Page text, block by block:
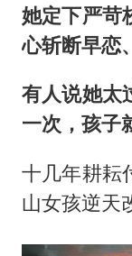
她定下严苛
心斩断早恋
有人说她太
一次，孩子
十几年耕耘
山女孩逆天